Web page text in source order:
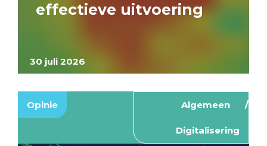
30 juli 2026
effectieve uitvoering
Opinie Algemeen
Digitalisering